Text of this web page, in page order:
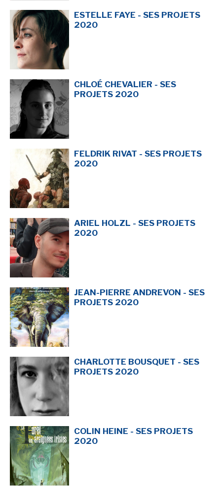
ESTELLE FAYE - SES PROJETS
2020
CHLOÉ CHEVALIER - SES
PROJETS 2020
FELDRIK RIVAT - SES PROJETS
2020
ARIEL HOLZL - SES PROJETS
2020
JEAN-PIERRE ANDREVON - SES
PROJETS 2020
CHARLOTTE BOUSQUET - SES
PROJETS 2020
COLIN HEINE - SES PROJETS
2020